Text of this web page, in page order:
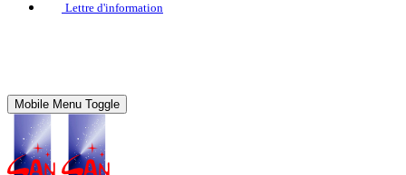
Lettre d'information
Mobile Menu Toggle